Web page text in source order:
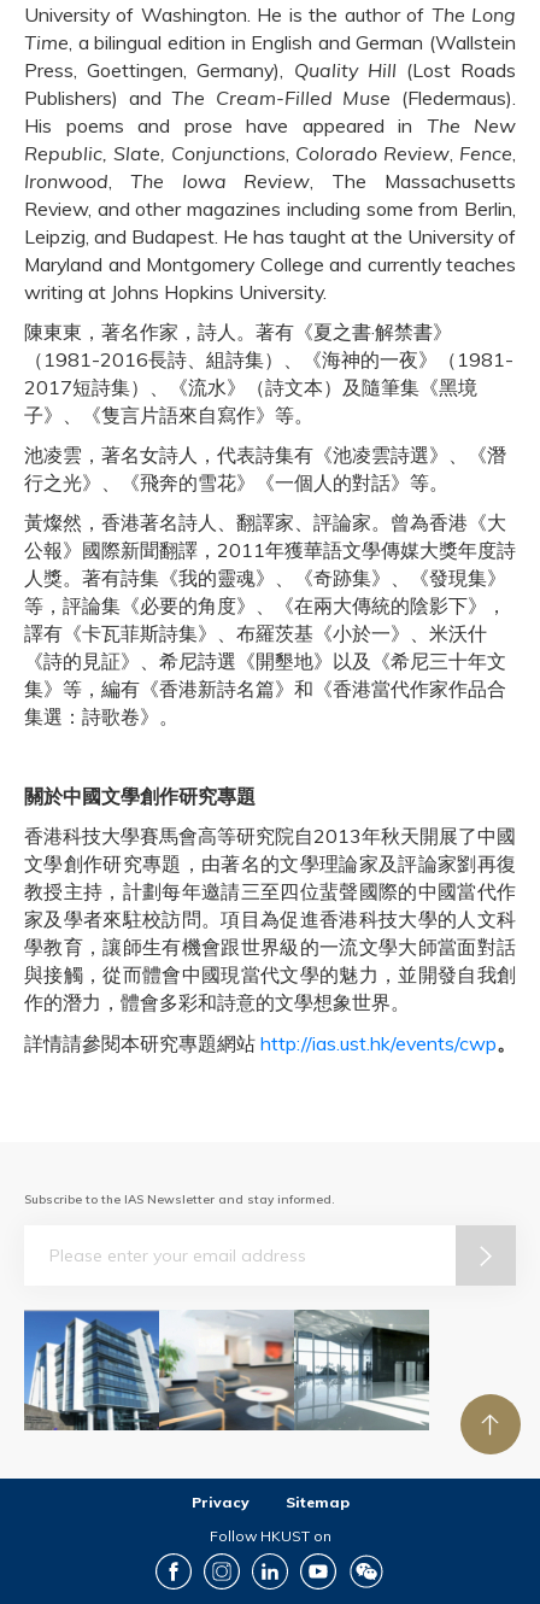
University of Washington. He is the author of The Long
Time , a bilingual edition in English and German (Wallstein
Press, Goettingen, Germany), Quality Hill(Lost Roads
Publishers) andThe Cream-Filled Muse (Fledermaus).
His poems and prose have appeared in The New
Republic, Slate, Conjunctions Colorado Review Fence
Ironwood
The Iowa Review , The Massachusetts
Review, and other magazines including some from Berlin,
Leipzig, and Budapest. He has taught at the University of
Maryland and Montgomery College and currently teaches
writing at Johns Hopkins University.
陳東東，著名作家，詩人。著有《夏之書·解禁書》
（1981-2016長詩、組詩集）、《海神的一夜》（1981-
2017短詩集）、《流水》（詩文本）及隨筆集《黑境
子》、《隻言片語來自寫作》等。
池凌雲，著名女詩人，代表詩集有《池凌雲詩選》、《潛
行之光》、《飛奔的雪花》《一個人的對話》等。
黃燦然，香港著名詩人、翻譯家、評論家。曾為香港《大
公報》國際新聞翻譯，2011年獲華語文學傳媒大獎年度詩
人獎。著有詩集《我的靈魂》、《奇跡集》、《發現集》
等，評論集《必要的角度》、《在兩大傳統的陰影下》，
譯有《卡瓦菲斯詩集》、布羅茨基《小於一》、米沃什
《詩的見証》、希尼詩選《開墾地》以及《希尼三十年文
集》等，編有《香港新詩名篇》和《香港當代作家作品合
集選：詩歌卷》。
關於中國文學創作研究專題
香港科技大學賽馬會高等研究院自2013年秋天開展了中國
文學創作研究專題，由著名的文學理論家及評論家劉再復
教授主持，計劃每年邀請三至四位蜚聲國際的中國當代作
家及學者來駐校訪問。項目為促進香港科技大學的人文科
學教育，讓師生有機會跟世界級的一流文學大師當面對話
與接觸，從而體會中國現當代文學的魅力，並開發自我創
作的潛力，體會多彩和詩意的文學想象世界。
詳情請參閱本研究專題網站 http://ias.ust.hk/events/cwp。
Subscribe to the IAS Newsletter and stay informed.
Privacy
Sitemap
Follow HKUST on
Facebook Instagram LinkedIn Youtube Wechat